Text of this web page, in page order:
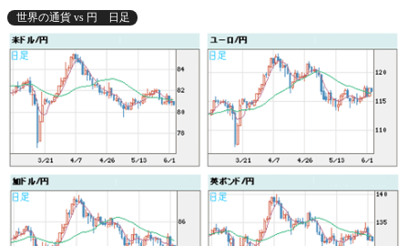
世界の通貨 vs 円 日足